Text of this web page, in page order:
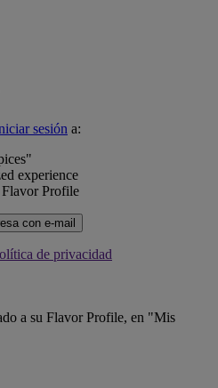
sesión a:
experience
Flavor Profile
con e-mail
de privacidad
a su Flavor Profile, en "Mis